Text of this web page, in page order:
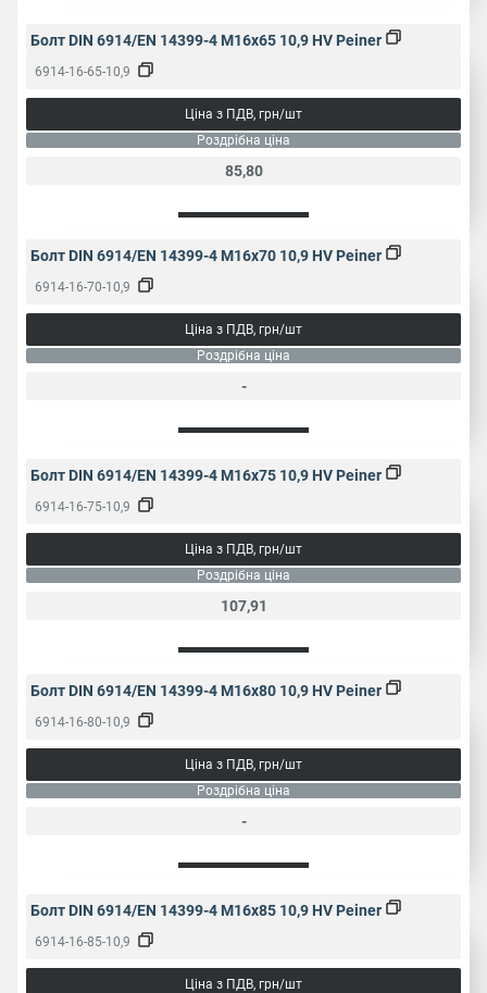
Болт DIN 6914/EN 14399-4 M16x65 10,9 HV Peiner
6914-16-65-10,9
Ціна з ПДВ, грн/шт
Роздрібна ціна
85,80
Болт DIN 6914/EN 14399-4 M16x70 10,9 HV Peiner
6914-16-70-10,9
Ціна з ПДВ, грн/шт
Роздрібна ціна
-
Болт DIN 6914/EN 14399-4 M16x75 10,9 HV Peiner
6914-16-75-10,9
Ціна з ПДВ, грн/шт
Роздрібна ціна
107,91
Болт DIN 6914/EN 14399-4 M16x80 10,9 HV Peiner
6914-16-80-10,9
Ціна з ПДВ, грн/шт
Роздрібна ціна
-
Болт DIN 6914/EN 14399-4 M16x85 10,9 HV Peiner
6914-16-85-10,9
Ціна з ПДВ, грн/шт